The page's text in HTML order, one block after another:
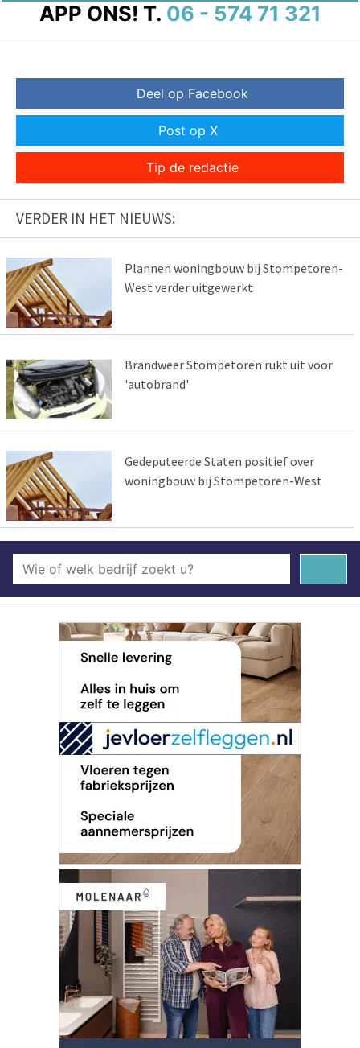
APP ONS! T. 06 - 574 71 321
Deel op Facebook
Post op X
Tip de redactie
VERDER IN HET NIEUWS:
Plannen woningbouw bij Stompetoren-
West verder uitgewerkt
Brandweer Stompetoren rukt uit voor
'autobrand'
Gedeputeerde Staten positief over
woningbouw bij Stompetoren-West